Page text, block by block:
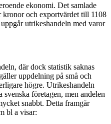
ekonomi. Det samlade
och exportvärdet till 1108
utrikeshandeln med varor
där dock statistik saknas
uppdelning på små och
högre. Utrikeshandeln
svenska företagen, men andelen
snabbt. Detta framgår
bl a visar: